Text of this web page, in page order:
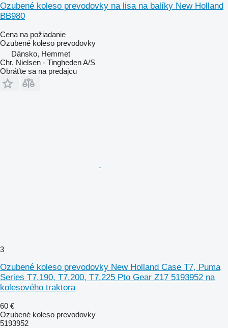
Ozubené koleso prevodovky na lisa na balíky New Holland
BB980
Cena na požiadanie
Ozubené koleso prevodovky
Dánsko, Hemmet
Chr. Nielsen - Tingheden A/S
Obráťte sa na predajcu
3
Ozubené koleso prevodovky New Holland Case T7, Puma
Series T7.190, T7.200, T7.225 Pto Gear Z17 5193952 na
kolesového traktora
60 €
Ozubené koleso prevodovky
5193952